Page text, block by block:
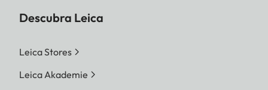
Descubra Leica
Leica Stores
Leica Akademie